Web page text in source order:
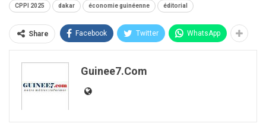
CPPI 2025 dakar économie guinéenne éditorial
Share Facebook Twitter WhatsApp
Guinee7.com